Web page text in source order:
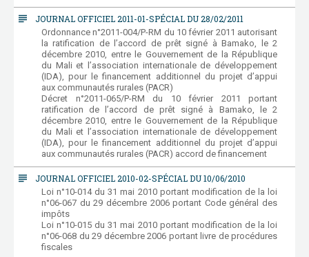
subject JOURNAL OFFICIEL 2011-01-SPÉCIAL DU 28/02/2011
Ordonnance n°2011-004/P-RM du 10 février 2011 autorisant
la ratification de l’accord de prêt signé à Bamako, le 2
décembre 2010, entre le Gouvernement de la République
du Mali et l’association internationale de développement
(IDA), pour le financement additionnel du projet d’appui
aux communautés rurales (PACR)
Décret n°2011-065/P-RM du 10 février 2011 portant
ratification de l’accord de prêt signé à Bamako, le 2
décembre 2010, entre le Gouvernement de la République
du Mali et l’association internationale de développement
(IDA), pour le financement additionnel du projet d’appui
aux communautés rurales (PACR) accord de financement
subject JOURNAL OFFICIEL 2010-02-SPÉCIAL DU 10/06/2010
Loi n°10-014 du 31 mai 2010 portant modification de la loi
n°06-067 du 29 décembre 2006 portant Code général des
impôts
Loi n°10-015 du 31 mai 2010 portant modification de la loi
n°06-068 du 29 décembre 2006 portant livre de procédures
fiscales